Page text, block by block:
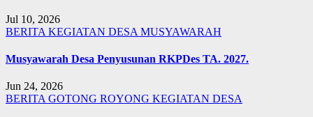
Jul 10, 2026
BERITA KEGIATAN DESA MUSYAWARAH
Musyawarah Desa Penyusunan RKPDes TA. 2027.
Jun 24, 2026
BERITAGOTONG ROYONG KEGIATAN DESA